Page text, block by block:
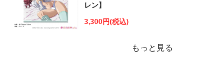
レン】
3,300円(税込)
もっと見る